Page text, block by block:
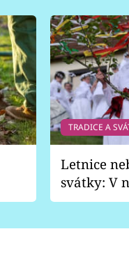
TRADICE A
Letnice
svátky: V
pondělí